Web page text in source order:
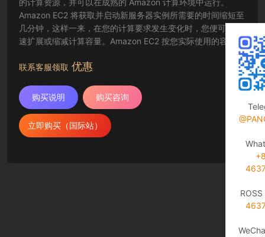
的计算资源，并可以在成熟的 Amazon 计算环境中运行。
Amazon EC2 将获取并启动新服务器实例所需要的时间缩短至
几分钟，这样一来，在您的计算要求发生变化时，您便可以快
速扩展或缩减计算容量。Amazon EC2 按您实际使用的容量收
费，改变了计算的成本结算方式。Amazon EC2 云服务器还为
开发人员提供了创建故障恢复应用程序以及排除常见故障情况
联系客服领取 优惠
购买说明 购买咨询
立即购买（国际站）